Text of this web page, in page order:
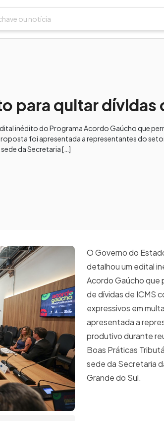
para quitar dívidas
inédito do Programa Acordo Gaúcho que
foi apresentada a representantes do
da Secretaria […]
O Governo do
detalhou um edital
Acordo Gaúcho que
de dívidas de ICMS
expressivos em
apresentada a
produtivo durante
Boas Práticas
sede da Secretaria
Grande do Sul.